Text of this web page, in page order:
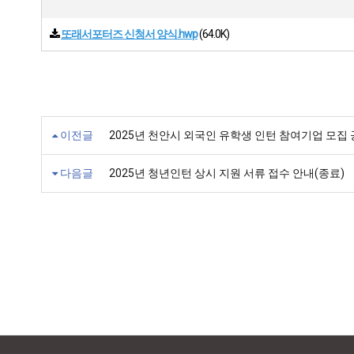
또래서포터즈 신청서 양식.hwp(64.0K)
이전글 2025년 천안시 외국인 유학생 인턴 참여기업 모집
다음글 2025년 청년인턴 상시 지원 서류 접수 안내(종료)